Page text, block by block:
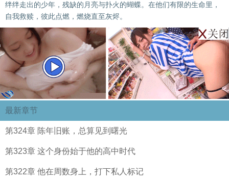
绊绊走出的少年，残缺的月亮与扑火的蝴蝶。在他们有限的生命里，
自我救赎，彼此点燃，燃烧直至灰烬。
最新章节
第324章 陈年旧账，总算见到曙光
第323章 这个身份始于他的高中时代
第322章 他在周数身上，打下私人标记